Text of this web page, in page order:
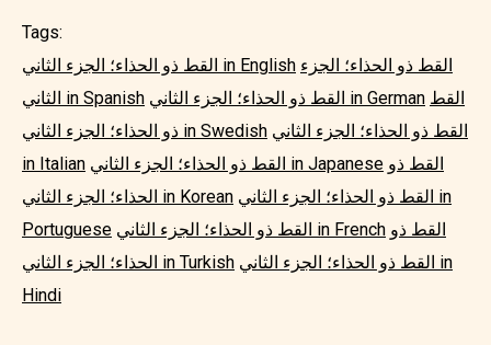
Tags:
القط ذو الحذاء؛ الجزء الثاني in English القط ذو الحذاء؛ الجزء
الثاني in Spanish
القط ذو الحذاء؛ الجزء الثاني in German القط
ذو الحذاء؛ الجزء الثاني in Swedish القط ذو الحذاء؛ الجزء الثاني
in Italian
القط ذو الحذاء؛ الجزء الثاني in Japanese القط ذو
الحذاء؛ الجزء الثاني in Korean القط ذو الحذاء؛ الجزء الثاني in
Portuguese
القط ذو الحذاء؛ الجزء الثاني in French القط ذو
الحذاء؛ الجزء الثاني in Turkish القط ذو الحذاء؛ الجزء الثاني in
Hindi